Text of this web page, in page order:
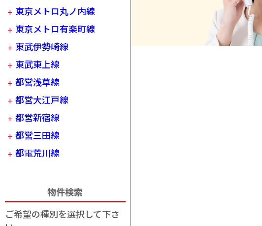
東京メトロ丸ノ内線
東京メトロ有楽町線
東武伊勢崎線
東武東上線
都営浅草線
都営大江戸線
都営新宿線
都営三田線
都電荒川線
物件検索
ご希望の種別を選択して下さ